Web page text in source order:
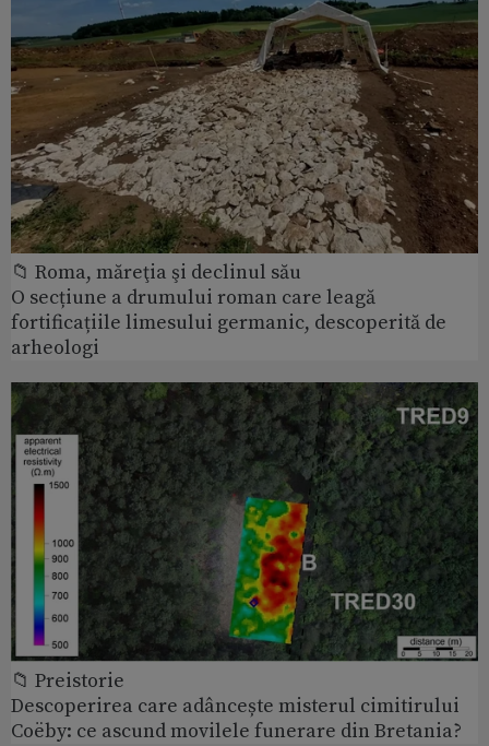
📁 Roma, măreţia şi declinul său
O secțiune a drumului roman care leagă
fortificațiile limesului germanic, descoperită de
arheologi
📁 Preistorie
Descoperirea care adâncește misterul cimitirului
Coëby: ce ascund movilele funerare din Bretania?